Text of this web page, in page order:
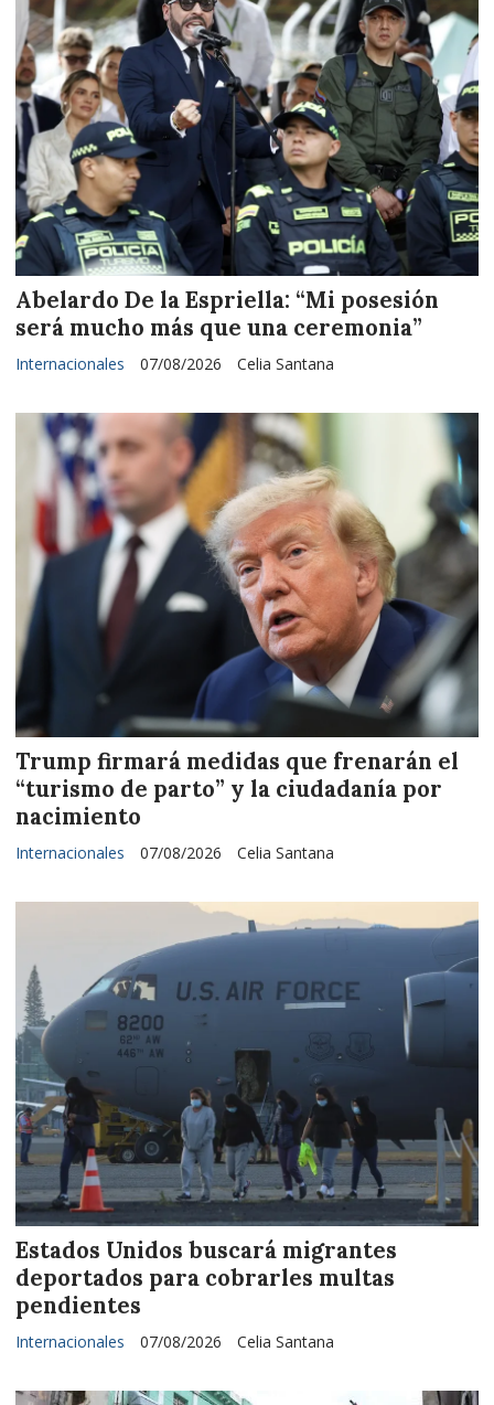
Abelardo De la Espriella: “Mi posesión
será mucho más que una ceremonia”
Celia Santana
Internacionales 07/08/2026
Trump firmará medidas que frenarán el
“turismo de parto” y la ciudadanía por
nacimiento
Celia Santana
Internacionales 07/08/2026
Estados Unidos buscará migrantes
deportados para cobrarles multas
pendientes
Celia Santana
Internacionales 07/08/2026